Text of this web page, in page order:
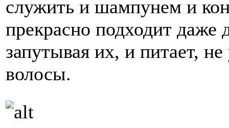
служить и шампунем и
прекрасно подходит даже
запутывая их, и питает,
волосы.